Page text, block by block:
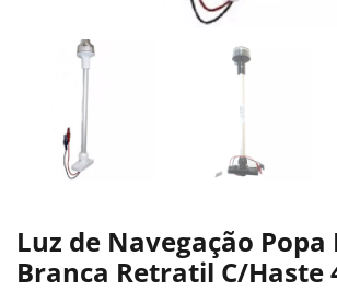
Luz de Navegação Popa
Branca Retratil C/Haste